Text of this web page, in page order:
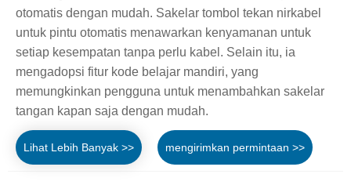
otomatis dengan mudah. Sakelar tombol tekan nirkabel
untuk pintu otomatis menawarkan kenyamanan untuk
setiap kesempatan tanpa perlu kabel. Selain itu, ia
mengadopsi fitur kode belajar mandiri, yang
memungkinkan pengguna untuk menambahkan sakelar
tangan kapan saja dengan mudah.
Lihat Lebih Banyak >> mengirimkan permintaan >>